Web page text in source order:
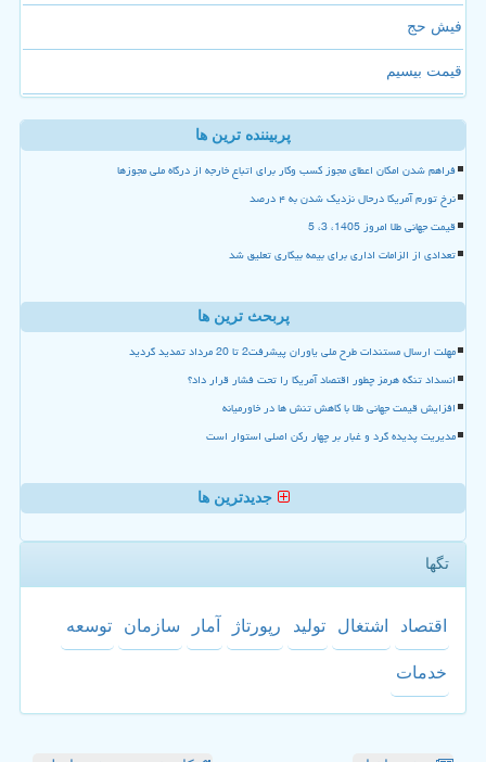
فیش حج
قیمت بیسیم
پربیننده ترین ها
فراهم شدن امکان اعطای مجوز کسب وکار برای اتباع خارجه از درگاه ملی مجوزها
نرخ تورم آمریکا درحال نزدیک شدن به ۴ درصد
قیمت جهانی طلا امروز 1405، 3، 5
تعدادی از الزامات اداری برای بیمه بیکاری تعلیق شد
پربحث ترین ها
مهلت ارسال مستندات طرح ملی یاوران پیشرفت2 تا 20 مرداد تمدید گردید
انسداد تنگه هرمز چطور اقتصاد آمریکا را تحت فشار قرار داد؟
افزایش قیمت جهانی طلا با کاهش تنش ها در خاورمیانه
مدیریت پدیده گرد و غبار بر چهار رکن اصلی استوار است
جدیدترین ها
تگها
اقتصاد اشتغال تولید رپورتاژ آمار سازمان توسعه
خدمات